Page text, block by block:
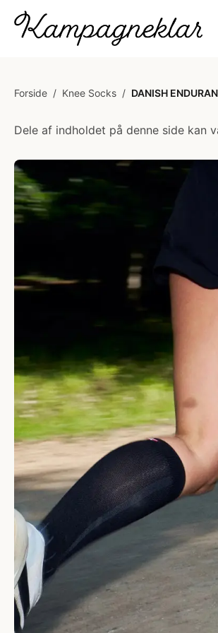
Forside / Knee Socks / DANISH
Dele af indholdet på denne side kan